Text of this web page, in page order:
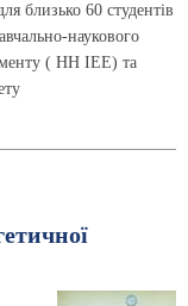
близько 60 студентів
наукового
( НН ІЕЕ) та